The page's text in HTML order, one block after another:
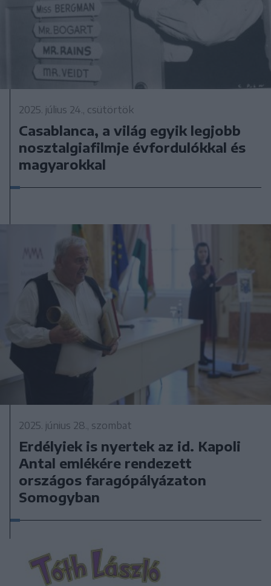
2025. július 24., csütörtök
Casablanca, a világ egyik legjobb
nosztalgiafilmje évfordulókkal és
magyarokkal
2025. június 28., szombat
Erdélyiek is nyertek az id. Kapoli
Antal emlékére rendezett
országos faragópályázaton
Somogyban